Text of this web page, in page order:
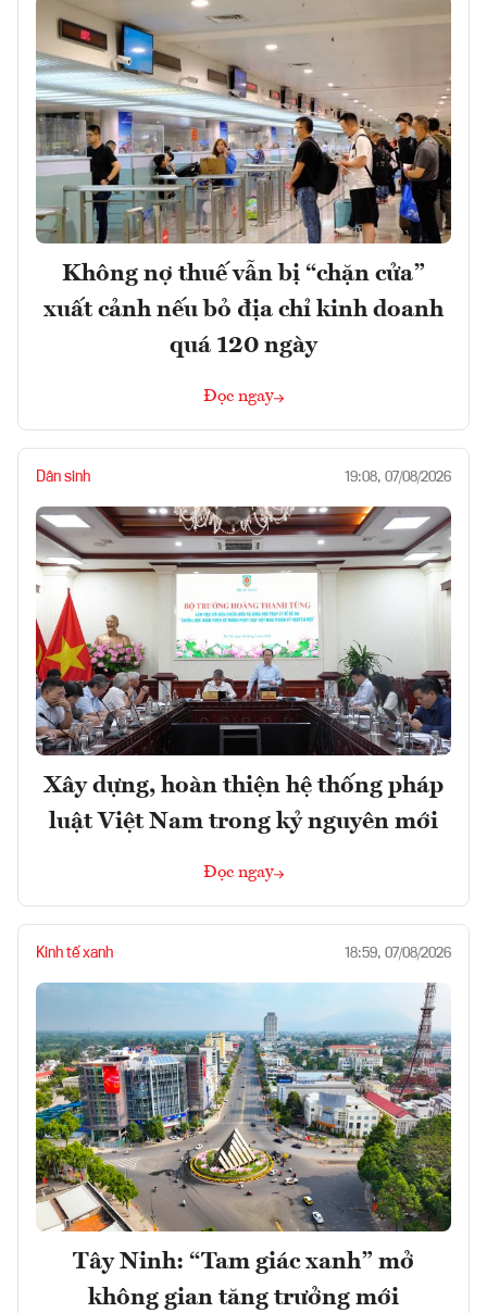
Không nợ thuế vẫn bị “chặn cửa”
xuất cảnh nếu bỏ địa chỉ kinh doanh
quá 120 ngày
Đọc ngay
Dân sinh 19:08, 07/08/2026
Xây dựng, hoàn thiện hệ thống pháp
luật Việt Nam trong kỷ nguyên mới
Đọc ngay
Kinh tế xanh 18:59, 07/08/2026
Tây Ninh: “Tam giác xanh” mở
không gian tăng trưởng mới